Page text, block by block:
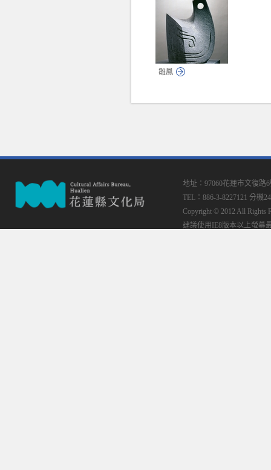
雛鳳
地址：97060花蓮市文復路
TEL：886-3-8227121 分機
Copyright © 2012 All Rights
建議使用IE8版本以上螢幕